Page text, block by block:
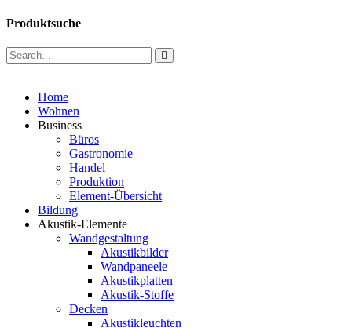
Produktsuche
Home
Wohnen
Business
Büros
Gastronomie
Handel
Produktion
Element-Übersicht
Bildung
Akustik-Elemente
Wandgestaltung
Akustikbilder
Wandpaneele
Akustikplatten
Akustik-Stoffe
Decken
Akustikleuchten